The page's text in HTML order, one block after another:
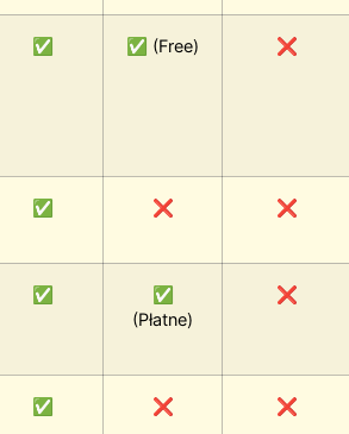
✅ ✅ (Free) ❌
✅ ❌ ❌
✅
✅
(Płatne)
❌
✅ ❌ ❌